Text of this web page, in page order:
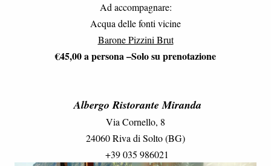
Ad accompagnare:
Acqua delle fonti vicine
Barone Pizzini Brut
€45,00 a persona –Solo su prenotazione
Albergo Ristorante Miranda
Via Cornello, 8
24060 Riva di Solto (BG)
+39 035 986021